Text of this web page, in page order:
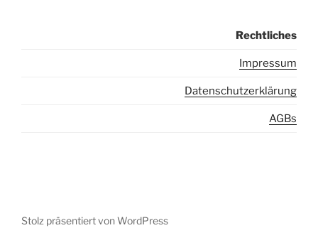
Rechtliches
Impressum
Datenschutzerklärung
AGBs
Stolz präsentiert von WordPress